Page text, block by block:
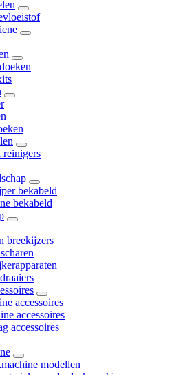
reinigers
bekabeld
bekabeld
breekijzers
accessoires
accessoires
accessoires
modellen